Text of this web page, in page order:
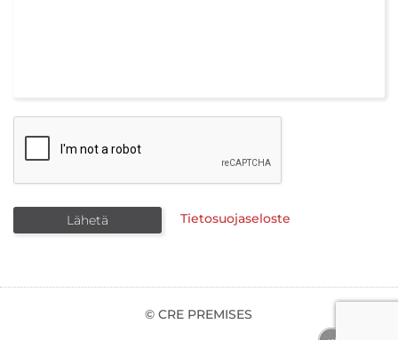
Tietosuojaseloste
© CRE PREMISES